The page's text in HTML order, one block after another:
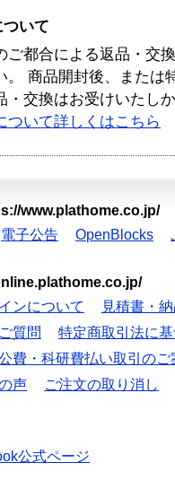
いて
ご都合による返品・交
。 商品開封後、または
・交換はお受けいたし
ついて詳しくはこちら
www.plathome.co.jp/
電子公告 OpenBlocks
ンについて
見積書・
質問
特定商取引法に
費・科研費払い取引のご
声 ご注文の取り消し
公式ページ